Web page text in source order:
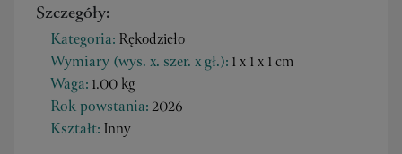
Szczegóły:
Kategoria: Rękodzieło
Wymiary (wys. x. szer. x gł.): 1 x 1 x 1 cm
Waga: 1.00 kg
Rok powstania:2026
Kształt: Inny